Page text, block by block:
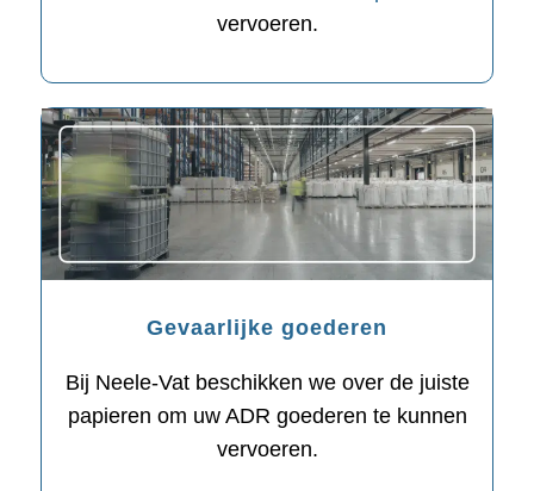
vervoeren.
Gevaarlijke goederen
Bij Neele-Vat beschikken we over de juiste
papieren om uw ADR goederen te kunnen
vervoeren.